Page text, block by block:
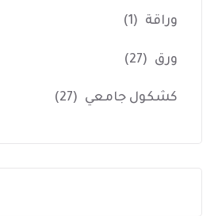
وراقة (1)
ورق (27)
كشكول جامعي (27)